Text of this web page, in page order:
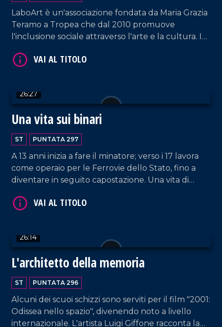
LaboArt è un'associazione fondata da Maria Grazia
Teramo a Tropea che dal 2010 promuove
l'inclusione sociale attraverso l'arte e la cultura. In
loro recente e suggestivo spettacolo teatrale "La
26:27
Una vita sui binari
ST PUNTATA 297
A 13 anni inizia a fare il minatore; verso i 17 lavora
come operaio per le Ferrovie dello Stato, fino a
diventare in seguito capostazione. Una vita di
che oggi, a cento anni, continua a vivere accanto
26:14
L'architetto della memoria
ST PUNTATA 296
Alcuni dei scuoi schizzi sono serviti per il film "2001:
Odissea nello spazio", divenendo noto a livello
internazionale. L'artista Luigi Giffone racconta la
VAI AL TITOLO
VAI AL TITOLO
VAI AL TITOLO